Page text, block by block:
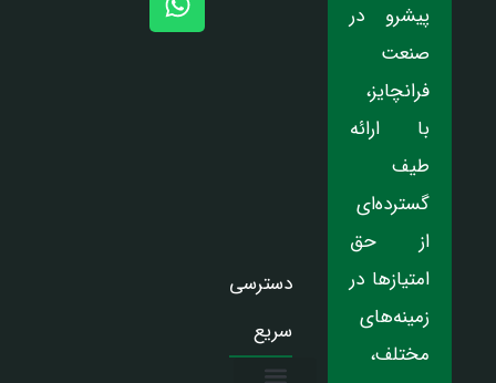
پیشرو در
صنعت
فرانچایز،
با ارائه
طیف
گسترده‌ای
از حق
امتیازها در
زمینه‌های
مختلف،
دسترسی
سریع